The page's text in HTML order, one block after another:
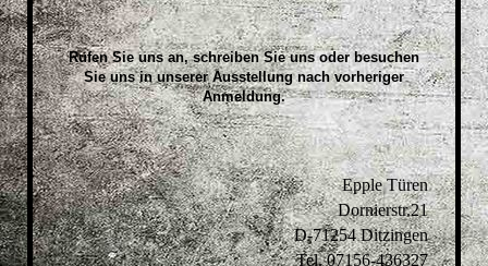
Rufen Sie uns an, schreiben Sie uns oder besuchen
Sie uns in unserer Ausstellung nachvorheriger
Anmeldung.
Epple Türen
Dornierstr.21
D-71254 Ditzingen
Tel. 07156-436327